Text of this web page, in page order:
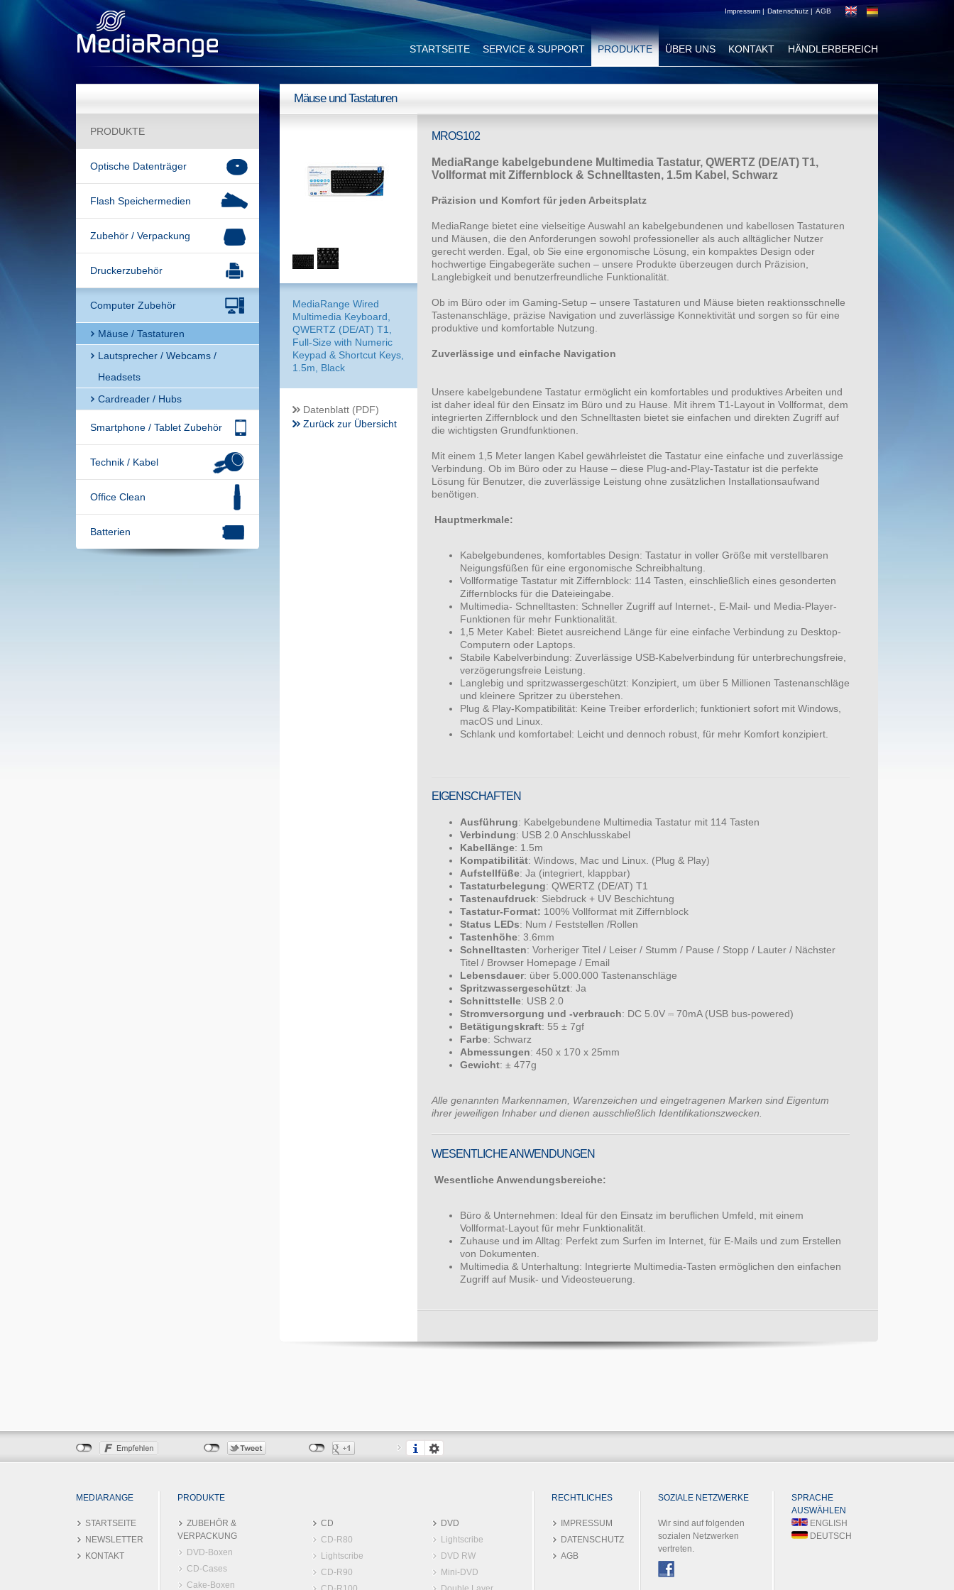
Impressum | Datenschutz | AGB
STARTSEITE SERVICE & SUPPORT PRODUKTE ÜBER UNS KONTAKT HÄNDLERBEREICH
PRODUKTE
Optische Datenträger
Flash Speichermedien
Zubehör / Verpackung
Druckerzubehör
Computer Zubehör
Mäuse / Tastaturen
Lautsprecher / Webcams /
Headsets
Cardreader / Hubs
Smartphone / Tablet Zubehör
Technik / Kabel
Office Clean
Batterien
Mäuse und Tastaturen
MediaRange Wired
Multimedia Keyboard,
QWERTZ (DE/AT) T1,
Full-Size with Numeric
Keypad & Shortcut Keys,
1.5m, Black
Datenblatt (PDF)
Zurück zur Übersicht
MROS102
MediaRange kabelgebundene Multimedia Tastatur, QWERTZ (DE/AT) T1,
Vollformat mit Ziffernblock & Schnelltasten, 1.5m Kabel, Schwarz
Präzision und Komfort für jeden Arbeitsplatz
MediaRange bietet eine vielseitige Auswahl an kabelgebundenen und kabellosen Tastaturen
und Mäusen, die den Anforderungen sowohl professioneller als auch alltäglicher Nutzer
gerecht werden. Egal, ob Sie eine ergonomische Lösung, ein kompaktes Design oder
hochwertige Eingabegeräte suchen – unsere Produkte überzeugen durch Präzision,
Langlebigkeit und benutzerfreundliche Funktionalität.
Ob im Büro oder im Gaming-Setup – unsere Tastaturen und Mäuse bieten reaktionsschnelle
Tastenanschläge, präzise Navigation und zuverlässige Konnektivität und sorgen so für eine
produktive und komfortable Nutzung.
Zuverlässige und einfache Navigation
Unsere kabelgebundene Tastatur ermöglicht ein komfortables und produktives Arbeiten und
ist daher ideal für den Einsatz im Büro und zu Hause. Mit ihrem T1-Layout in Vollformat, dem
integrierten Ziffernblock und den Schnelltasten bietet sie einfachen und direkten Zugriff auf
die wichtigsten Grundfunktionen.
Mit einem 1,5 Meter langen Kabel gewährleistet die Tastatur eine einfache und zuverlässige
Verbindung. Ob im Büro oder zu Hause – diese Plug-and-Play-Tastatur ist die perfekte
Lösung für Benutzer, die zuverlässige Leistung ohne zusätzlichen Installationsaufwand
benötigen.
Hauptmerkmale:
Kabelgebundenes, komfortables Design: Tastatur in voller Größe mit verstellbaren
Neigungsfüßen für eine ergonomische Schreibhaltung.
Vollformatige Tastatur mit Ziffernblock: 114 Tasten, einschließlich eines gesonderten
Ziffernblocks für die Dateieingabe.
Multimedia- Schnelltasten: Schneller Zugriff auf Internet-, E-Mail- und Media-Player-
Funktionen für mehr Funktionalität.
1,5 Meter Kabel: Bietet ausreichend Länge für eine einfache Verbindung zu Desktop-
Computern oder Laptops.
Stabile Kabelverbindung: Zuverlässige USB-Kabelverbindung für unterbrechungsfreie,
verzögerungsfreie Leistung.
Langlebig und spritzwassergeschützt: Konzipiert, um über 5 Millionen Tastenanschläge
und kleinere Spritzer zu überstehen.
Plug & Play-Kompatibilität: Keine Treiber erforderlich; funktioniert sofort mit Windows,
macOS und Linux.
Schlank und komfortabel: Leicht und dennoch robust, für mehr Komfort konzipiert.
EIGENSCHAFTEN
Ausführung: Kabelgebundene Multimedia Tastatur mit 114 Tasten
Verbindung: USB 2.0 Anschlusskabel
Kabellänge: 1.5m
Kompatibilität: Windows, Mac und Linux. (Plug & Play)
Aufstellfüße: Ja (integriert, klappbar)
Tastaturbelegung: QWERTZ (DE/AT) T1
Tastenaufdruck: Siebdruck + UV Beschichtung
Tastatur-Format: 100% Vollformat mit Ziffernblock
Status LEDs: Num / Feststellen /Rollen
Tastenhöhe: 3.6mm
Schnelltasten: Vorheriger Titel / Leiser / Stumm / Pause / Stopp / Lauter / Nächster
Titel / Browser Homepage / Email
Lebensdauer: über 5.000.000 Tastenanschläge
Spritzwassergeschützt: Ja
Schnittstelle: USB 2.0
Stromversorgung und -verbrauch: DC 5.0V ⎓ 70mA (USB bus-powered)
Betätigungskraft: 55 ± 7gf
Farbe: Schwarz
Abmessungen: 450 x 170 x 25mm
Gewicht: ± 477g
Alle genannten Markennamen, Warenzeichen und eingetragenen Marken sind Eigentum
ihrer jeweiligen Inhaber und dienen ausschließlich Identifikationszwecken.
WESENTLICHE ANWENDUNGEN
Wesentliche Anwendungsbereiche:
Büro & Unternehmen: Ideal für den Einsatz im beruflichen Umfeld, mit einem
Vollformat-Layout für mehr Funktionalität.
Zuhause und im Alltag: Perfekt zum Surfen im Internet, für E-Mails und zum Erstellen
von Dokumenten.
Multimedia & Unterhaltung: Integrierte Multimedia-Tasten ermöglichen den einfachen
Zugriff auf Musik- und Videosteuerung.
MEDIARANGE PRODUKTE RECHTLICHES SOZIALE NETZWERKE
SPRACHE
AUSWÄHLEN
STARTSEITE
NEWSLETTER
KONTAKT
ZUBEHÖR &
VERPACKUNG
DVD-Boxen
CD-Cases
Cake-Boxen
CD
CD-R80
Lightscribe
CD-R90
DVD
Lightscribe
DVD RW
Mini-DVD
IMPRESSUM
DATENSCHUTZ
AGB
Wir sind auf folgenden
sozialen Netzwerken
vertreten.
ENGLISH
DEUTSCH